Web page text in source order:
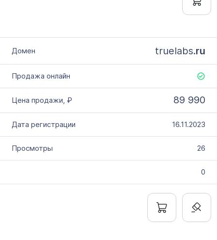
truelabs.ru
89 990
16.11.2023
26
0